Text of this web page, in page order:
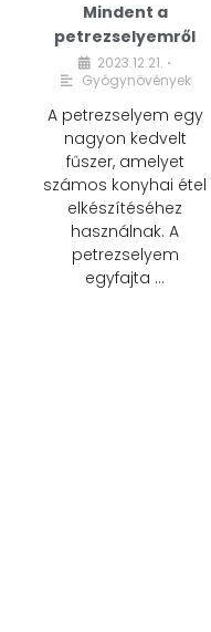
Mindent a
petrezselyemről
2023.12.21. •
Gyógynövények
A petrezselyem egy
nagyon kedvelt
fűszer, amelyet
számos konyhai étel
elkészítéséhez
használnak. A
petrezselyem
egyfajta …